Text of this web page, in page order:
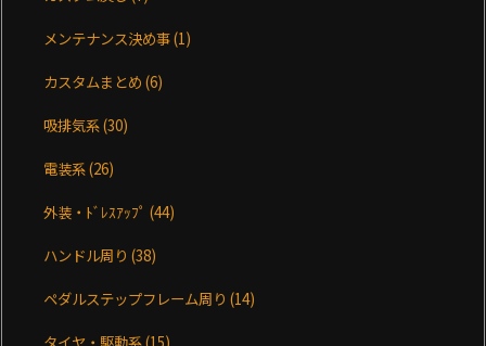
メンテナンス決め事(1)
カスタムまとめ(6)
吸排気系(30)
電装系(26)
外装・ﾄﾞﾚｽｱｯﾌﾟ(44)
ハンドル周り(38)
ペダルステップフレーム周り(14)